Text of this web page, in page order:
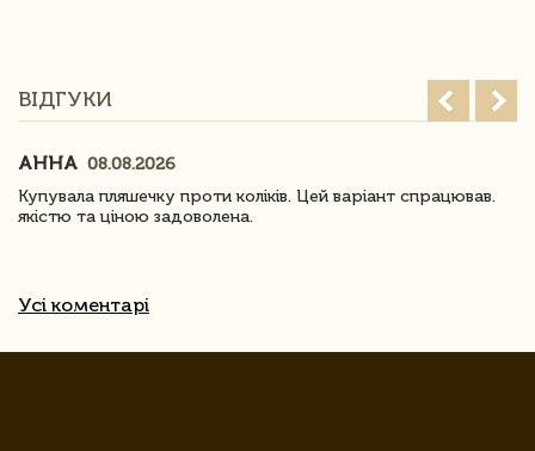
ВІДГУКИ
АННА 08.08.2026
Купувала пляшечку проти коліків. Цей варіант спрацював.
якістю та ціною задоволена.
Усі коментарі